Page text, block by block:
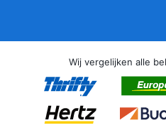
Wij vergelijken alle